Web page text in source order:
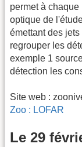
permet à
optique de
émettant des
regrouper les
exemple 1
détection les
Site web :
Zoo : LOFAR
Le 29